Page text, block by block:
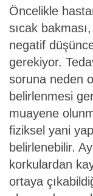
Öncelikle
sıcak
negatif
gerekiyor.
soruna neden
belirlenmesi
muayene
fiziksel yani
belirlenebilir.
korkulardan
ortaya